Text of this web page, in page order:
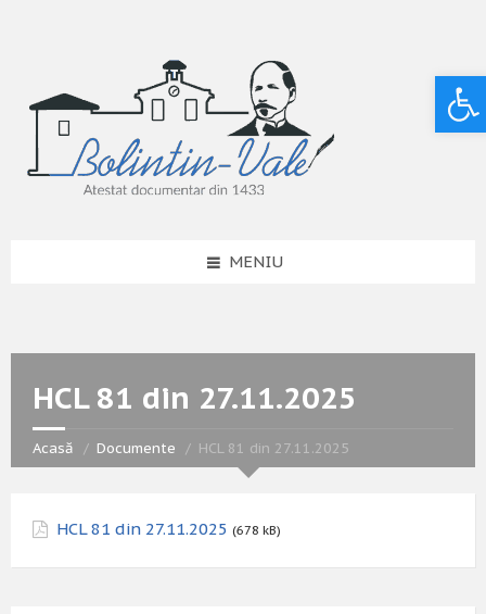
MENIU
HCL 81 din 27.11.2025
Acasă Documente HCL 81 din 27.11.2025
HCL 81 din 27.11.2025 (678 kB)
Deschide bara de unelte